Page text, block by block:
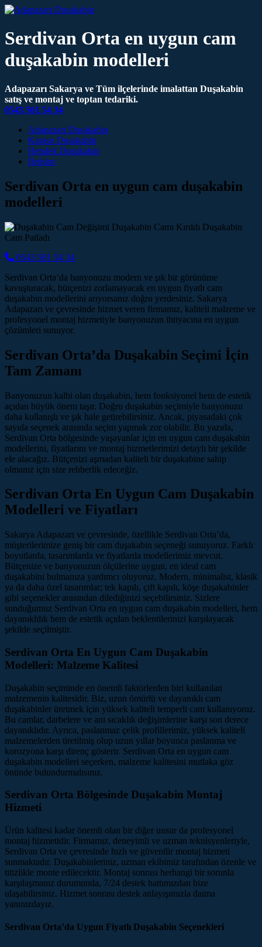
Serdivan Orta en uygun cam
duşakabin modelleri
Adapazarı Sakarya ve Tüm ilçelerinde imalattan Duşakabin
satış ve montaj ve toptan tedariki.
0543 501 54 34
Main Navigation
Adapazarı Duşakabin
Karasu Duşakabin
Hendek Duşakabin
İletişim
Serdivan Orta en uygun cam duşakabin
modelleri
0543 501 54 34
Serdivan Orta’da banyonuzu modern ve şık bir görünüme
kavuşturacak, bütçenizi zorlamayacak en uygun fiyatlı cam
duşakabin modellerini arıyorsanız doğru yerdesiniz. Sakarya
Adapazarı ve çevresinde hizmet veren firmamız, kaliteli malzeme ve
profesyonel montaj hizmetiyle banyonuzun ihtiyacına en uygun
çözümleri sunuyor.
Serdivan Orta’da Duşakabin Seçimi İçin
Tam Zamanı
Banyonuzun kalbi olan duşakabin, hem fonksiyonel hem de estetik
açıdan büyük önem taşır. Doğru duşakabin seçimiyle banyonuzu
daha kullanışlı ve şık hale getirebilirsiniz. Ancak, piyasadaki çok
sayıda seçenek arasında seçim yapmak zor olabilir. Bu yazıda,
Serdivan Orta bölgesinde yaşayanlar için en uygun cam duşakabin
modellerini, fiyatlarını ve montaj hizmetlerimizi detaylı bir şekilde
ele alacağız. Bütçenizi aşmadan kaliteli bir duşakabine sahip
olmanız için size rehberlik edeceğiz.
Serdivan Orta En Uygun Cam Duşakabin
Modelleri ve Fiyatları
Sakarya Adapazarı ve çevresinde, özellikle Serdivan Orta’da,
müşterilerimize geniş bir cam duşakabin seçeneği sunuyoruz. Farklı
boyutlarda, tasarımlarda ve fiyatlarda modellerimiz mevcut.
Bütçenize ve banyonuzun ölçülerine uygun, en ideal cam
duşakabini bulmanıza yardımcı oluyoruz. Modern, minimalist, klasik
ya da daha özel tasarımlar; tek kapılı, çift kapılı, köşe duşakabinler
gibi seçenekler arasından dilediğinizi seçebilirsiniz. Sizlere
sunduğumuz Serdivan Orta en uygun cam duşakabin modelleri, hem
dayanıklılık hem de estetik açıdan beklentilerinizi karşılayacak
şekilde seçilmiştir.
Serdivan Orta En Uygun Cam Duşakabin
Modelleri: Malzeme Kalitesi
Duşakabin seçiminde en önemli faktörlerden biri kullanılan
malzemenin kalitesidir. Biz, uzun ömürlü ve dayanıklı cam
duşakabinler üretmek için yüksek kaliteli temperli cam kullanıyoruz.
Bu camlar, darbelere ve ani sıcaklık değişimlerine karşı son derece
dayanıklıdır. Ayrıca, paslanmaz çelik profillerimiz, yüksek kaliteli
malzemelerden üretilmiş olup uzun yıllar boyunca paslanma ve
korozyona karşı direnç gösterir. Serdivan Orta en uygun cam
duşakabin modelleri seçerken, malzeme kalitesini mutlaka göz
önünde bulundurmalısınız.
Serdivan Orta Bölgesinde Duşakabin Montaj
Hizmeti
Ürün kalitesi kadar önemli olan bir diğer unsur da profesyonel
montaj hizmetidir. Firmamız, deneyimli ve uzman teknisyenleriyle,
Serdivan Orta ve çevresinde hızlı ve güvenilir montaj hizmeti
sunmaktadır. Duşakabinleriniz, uzman ekibimiz tarafından özenle ve
titizlikle monte edilecektir. Montaj sonrası herhangi bir sorunla
karşılaşmanız durumunda, 7/24 destek hattımızdan bize
ulaşabilirsiniz. Hizmet sonrası destek anlayışımızla daima
yanınızdayız.
Serdivan Orta’da Uygun Fiyatlı Duşakabin Seçenekleri